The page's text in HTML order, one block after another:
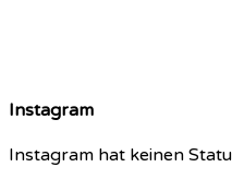
Instagram
Instagram hat keinen